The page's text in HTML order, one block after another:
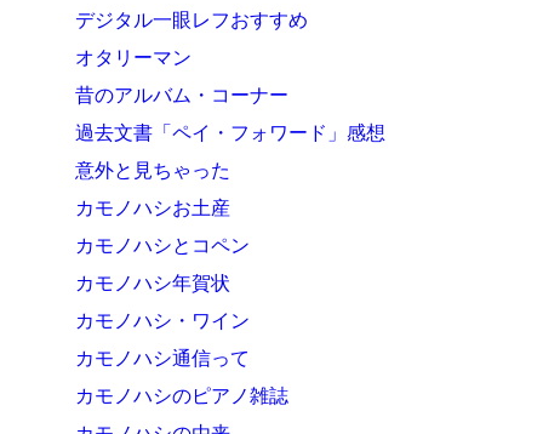
デジタル一眼レフおすすめ
オタリーマン
昔のアルバム・コーナー
過去文書「ペイ・フォワード」感想
意外と見ちゃった
カモノハシお土産
カモノハシとコペン
カモノハシ年賀状
カモノハシ・ワイン
カモノハシ通信って
カモノハシのピアノ雑誌